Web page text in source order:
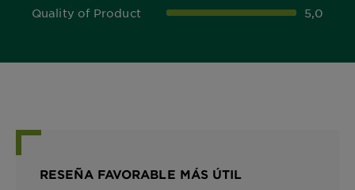
Quality of Product
5,0 out of 5 stars 5,0
RESEÑA FAVORABLE MÁS ÚTIL